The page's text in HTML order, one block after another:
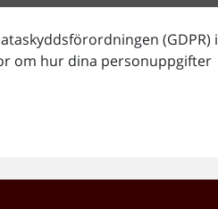
(GDPR) i
om hur dina personuppgifter